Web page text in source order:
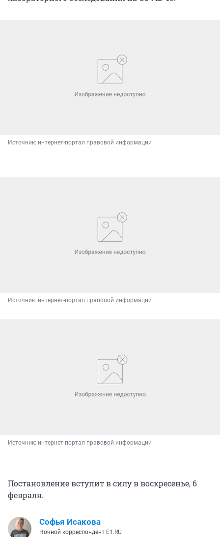
Источник: интернет-портал правовой информации
Источник: интернет-портал правовой информации
Источник: интернет-портал правовой информации
Постановление вступит в силу в воскресенье, 6
февраля.
Софья Исакова
Ночной корреспондент E1.RU